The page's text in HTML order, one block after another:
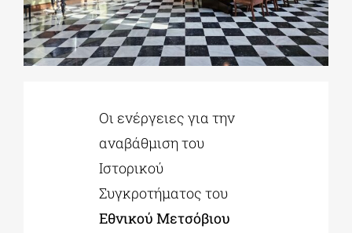
ΔΙΔΑΚΤΟΡΙΚΑ
ΠΟΛΙΤΙΣΤΙΚΟΙ ΦΟΡΕΙΣ
Οι ενέργειες για την
αναβάθμιση του
Ιστορικού
Συγκροτήματος του
Εθνικού Μετσόβιου